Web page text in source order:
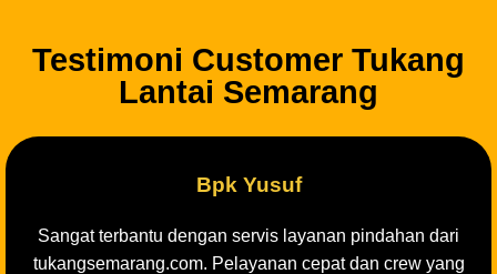
Testimoni Customer Tukang
Lantai Semarang
Bpk Yusuf
Sangat terbantu dengan servis layanan pindahan dari
tukangsemarang.com. Pelayanan cepat dan crew yang